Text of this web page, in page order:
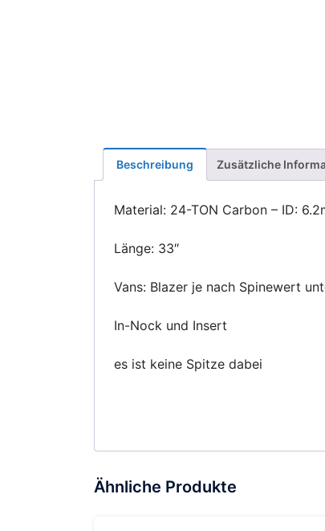
Beschreibung Zusätzliche
Material: 24-TON Carbon – ID:
Länge: 33″
Vans: Blazer je nach Spinewert
In-Nock und Insert
es ist keine Spitze dabei
Ähnliche Produkte